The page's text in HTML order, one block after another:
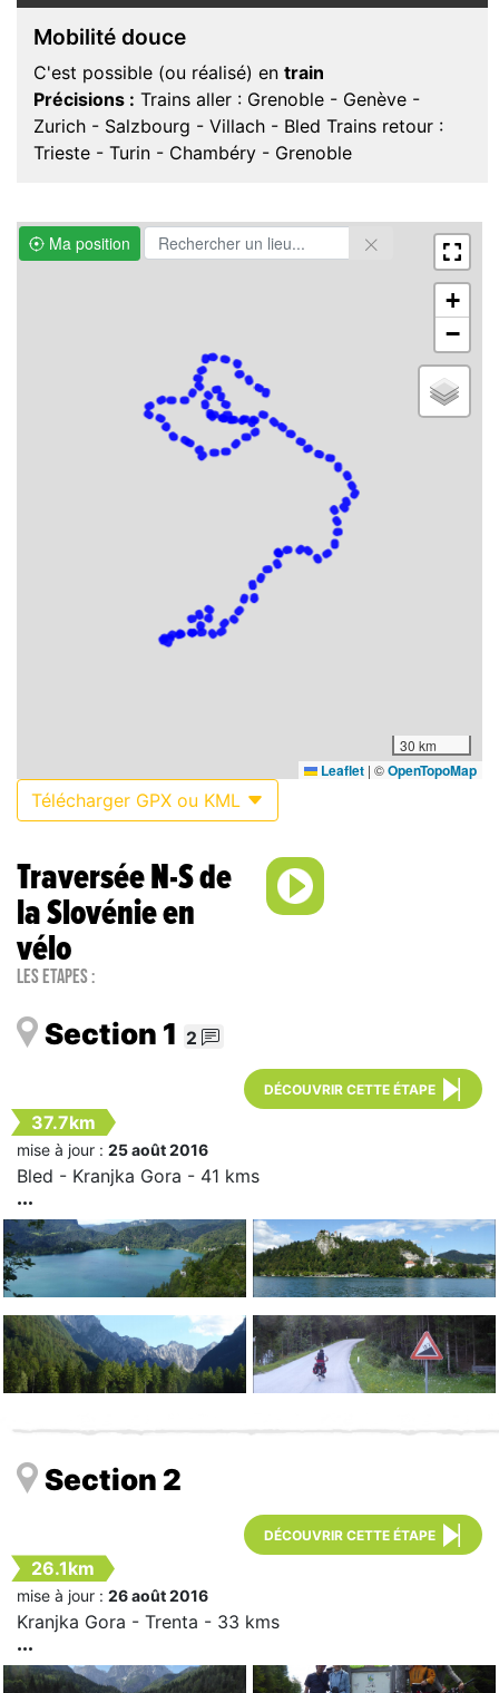
Mobilité douce
C'est possible (ou réalisé) en train
Précisions : Trains aller : Grenoble - Genève -
Zurich - Salzbourg - Villach - Bled Trains retour :
Trieste - Turin - Chambéry - Grenoble
Ma position
+
−
30 km
Leaflet | ©OpenTopoMap
Télécharger GPX ou KML
Traversée N-S de
la Slovénie en
vélo
Les étapes :
Section 1 2
DÉCOUVRIR CETTE ÉTAPE
37.7km
mise à jour : 25 août 2016
Bled - Kranjka Gora - 41 kms
Section 2
DÉCOUVRIR CETTE ÉTAPE
26.1km
mise à jour : 26 août 2016
Kranjka Gora - Trenta - 33 kms